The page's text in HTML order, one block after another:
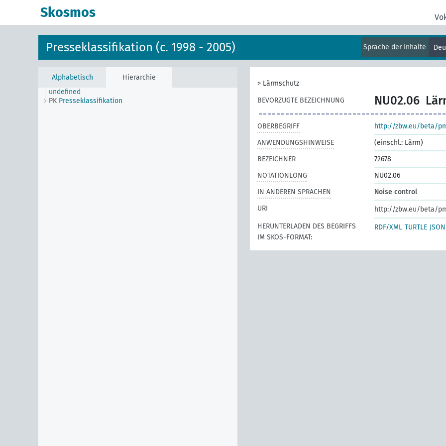
Skosmos
Presseklassifikation (c. 1998 - 2005) Sprache der Inhalte
Alphabetisch
Hierarchie
undefined
PK Presseklassifikation
> Lärmschutz
BEVORZUGTE BEZEICHNUNG
NU02.06
OBERBEGRIFF
http://zbw.eu/beta/
ANWENDUNGSHINWEISE
(einschl.: Lärm)
BEZEICHNER
72678
NOTATIONLONG
NU02.06
IN ANDEREN SPRACHEN
Noise control
URI
http://zbw.eu/beta/
HERUNTERLADEN DES BEGRIFFS
IM SKOS-FORMAT:
RDF/XML TURTLE